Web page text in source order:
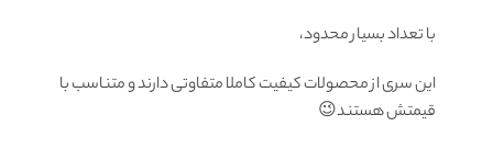
با تعداد بسيار محدود،
اين سرى از محصولات كيفيت كاملا متفاوتى دارند و متناسب با
قيمتش هستند😉